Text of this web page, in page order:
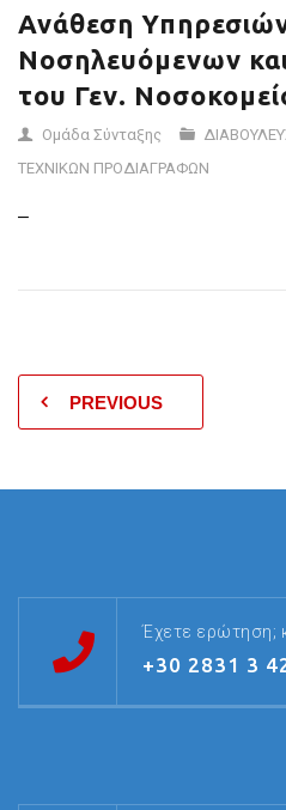
Ανάθεση
Νοσηλευόμενων
του Γεν.
Ομάδα Σύνταξης
ΤΕΧΝΙΚΩΝ ΠΡΟΔΙΑΓΡΑΦΩΝ
–
PREVIOUS
Έχετε ερώτηση;
+30 2831 3